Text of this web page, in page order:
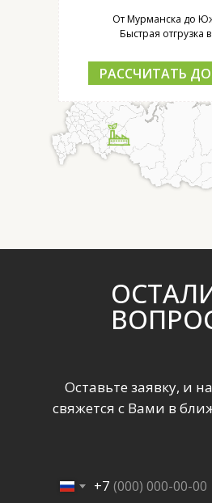
От Мурманска до
Быстрая отгрузка
РАССЧИТАТЬ
+7
Оставьте заявку, и
свяжется с Вами в